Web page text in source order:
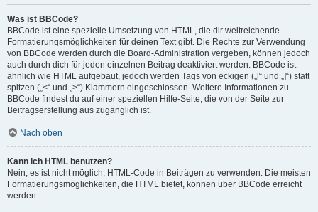
Was ist BBCode?
BBCode ist eine spezielle Umsetzung von HTML, die dir weitreichende
Formatierungsmöglichkeiten für deinen Text gibt. Die Rechte zur Verwendung
von BBCode werden durch die Board-Administration vergeben, können jedoch
auch durch dich für jeden einzelnen Beitrag deaktiviert werden. BBCode ist
ähnlich wie HTML aufgebaut, jedoch werden Tags von eckigen („[“ und „]“) statt
spitzen („<“ und „>“) Klammern eingeschlossen. Weitere Informationen zu
BBCode findest du auf einer speziellen Hilfe-Seite, die von der Seite zur
Beitragserstellung aus zugänglich ist.
Nach oben
Kann ich HTML benutzen?
Nein, es ist nicht möglich, HTML-Code in Beiträgen zu verwenden. Die meisten
Formatierungsmöglichkeiten, die HTML bietet, können über BBCode erreicht
werden.